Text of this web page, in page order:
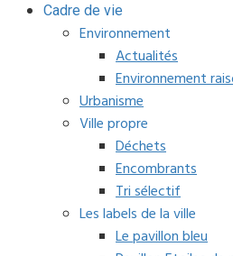
Cadre de vie
Environnement
Actualités
Environnement
Urbanisme
Ville propre
Déchets
Encombrants
Tri sélectif
Les labels de la ville
Le pavillon bleu